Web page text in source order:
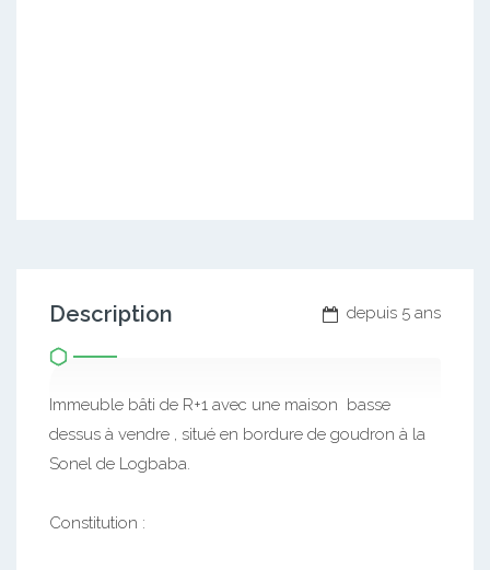
depuis 5 ans
Description
Immeuble bâti de R+1 avec une maison basse
dessus à vendre , situé en bordure de goudron à la
Sonel de Logbaba.
Constitution :